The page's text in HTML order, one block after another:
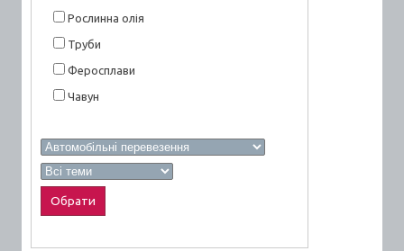
Рослинна олія
Труби
Феросплави
Чавун